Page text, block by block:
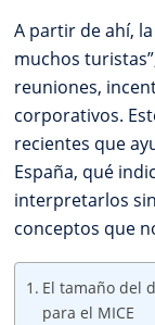
A partir de ahí,
muchos
reuniones,
corporativos.
recientes que
España, qué
interpretarlos
conceptos que
El tamaño del
para el MICE